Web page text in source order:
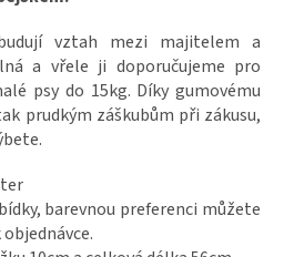
vztah mezi majitelem a
a vřele ji doporučujeme pro
psy do 15kg. Díky gumovému
prudkým záškubům při zákusu,
barevnou preferenci můžete